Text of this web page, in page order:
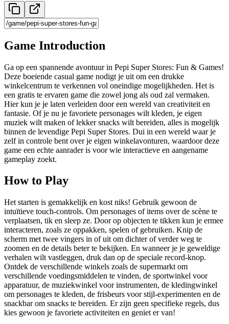
Game Introduction
Ga op een spannende avontuur in Pepi Super Stores: Fun & Games!
Deze boeiende casual game nodigt je uit om een drukke
winkelcentrum te verkennen vol oneindige mogelijkheden. Het is
een gratis te ervaren game die zowel jong als oud zal vermaken.
Hier kun je je laten verleiden door een wereld van creativiteit en
fantasie. Of je nu je favoriete personages wilt kleden, je eigen
muziek wilt maken of lekker snacks wilt bereiden, alles is mogelijk
binnen de levendige Pepi Super Stores. Dui in een wereld waar je
zelf in controle bent over je eigen winkelavonturen, waardoor deze
game een echte aanrader is voor wie interactieve en aangename
gameplay zoekt.
How to Play
Het starten is gemakkelijk en kost niks! Gebruik gewoon de
intuïtieve touch-controls. Om personages of items over de scène te
verplaatsen, tik en sleep ze. Door op objecten te tikken kun je ermee
interacteren, zoals ze oppakken, spelen of gebruiken. Knip de
scherm met twee vingers in of uit om dichter of verder weg te
zoomen en de details beter te bekijken. En wanneer je je geweldige
verhalen wilt vastleggen, druk dan op de speciale record-knop.
Ontdek de verschillende winkels zoals de supermarkt om
verschillende voedingsmiddelen te vinden, de sportwinkel voor
apparatuur, de muziekwinkel voor instrumenten, de kledingwinkel
om personages te kleden, de frisbeurs voor stijl-experimenten en de
snackbar om snacks te bereiden. Er zijn geen specifieke regels, dus
kies gewoon je favoriete activiteiten en geniet er van!